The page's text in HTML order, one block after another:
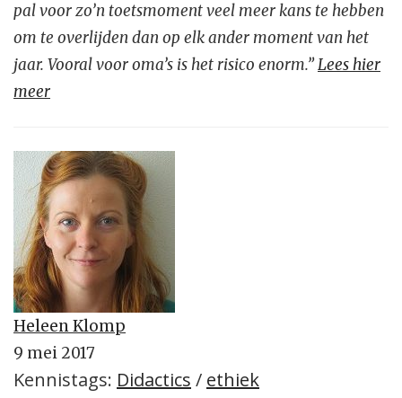
pal voor zo’n toetsmoment veel meer kans te hebben
om te overlijden dan op elk ander moment van het
jaar. Vooral voor oma’s is het risico enorm.”Lees hier
meer
Heleen Klomp
9 mei 2017
Kennistags: Didactics / ethiek